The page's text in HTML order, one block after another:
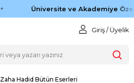
Üniversite ve Akademiye
Giriş / Üyelik
Zaha Hadid Bütün Eserleri